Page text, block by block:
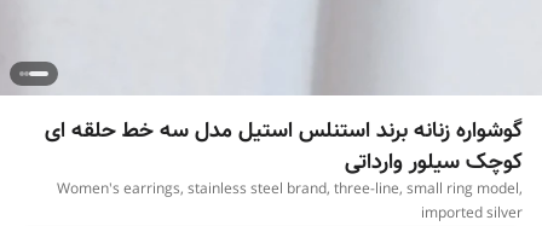
گوشواره زنانه برند استنلس استیل مدل سه خط حلقه ای
کوچک سیلور وارداتی
Women's earrings, stainless steel brand, three-line, small ring model,
imported silver